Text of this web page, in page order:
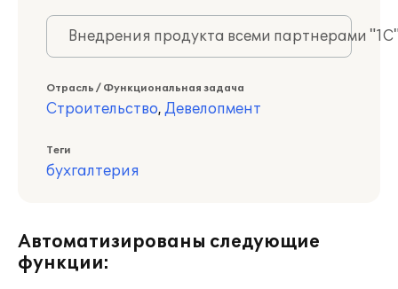
Внедрения продукта всеми партнерами
Отрасль / Функциональная задача
Строительство, Девелопмент
Теги
бухгалтерия
Автоматизированы следующие
функции: